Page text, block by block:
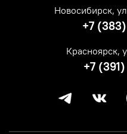
Новосибирск,
+7
Красноярск,
+7